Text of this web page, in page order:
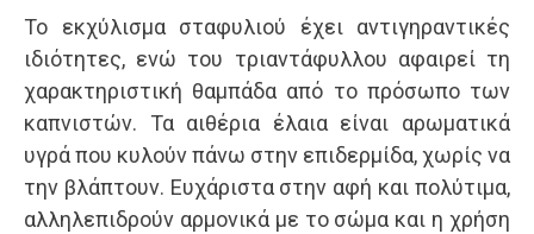
Το εκχύλισμα σταφυλιού έχει αντιγηραντικές
ιδιότητες, ενώ του τριαντάφυλλου αφαιρεί τη
χαρακτηριστική θαμπάδα από το πρόσωπο των
καπνιστών. Τα αιθέρια έλαια είναι αρωματικά
υγρά που κυλούν πάνω στην επιδερμίδα, χωρίς να
την βλάπτουν. Ευχάριστα στην αφή και πολύτιμα,
αλληλεπιδρούν αρμονικά με το σώμα και η χρήση